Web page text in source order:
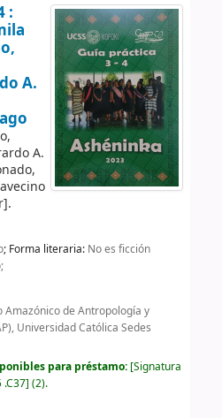
:
A.
A.
.
; Forma literaria: No es ficción
Amazónico de Antropología y
Universidad Católica Sedes
para préstamo: Signatura
.C37 (2).